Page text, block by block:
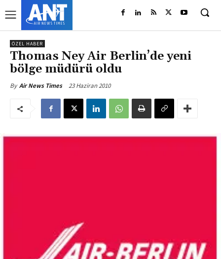
ÖZEL HABER
Thomas Ney Air Berlin’de yeni
bölge müdürü oldu
By Air News Times 23 Haziran 2010